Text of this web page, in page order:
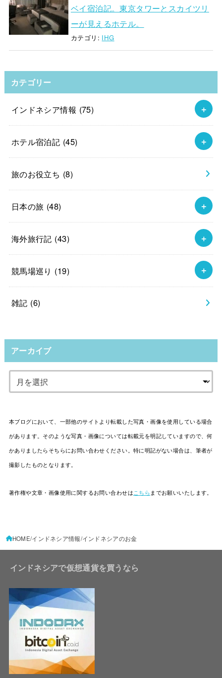
ベイ宿泊記。東京タワーとスカイツリ
ーが見えるホテル。
カテゴリ: IHG
カテゴリー
インドネシア情報 (75)
ホテル宿泊記 (45)
旅のお役立ち (8)
日本の旅 (48)
海外旅行記 (43)
競馬場巡り (19)
雑記 (6)
アーカイブ
本ブログにおいて、一部他のサイトより転載した写真・画像を使用している場合
があります。そのような写真・画像については転載元を明記していますので、何
かありましたらそちらにお問い合わせください。特に明記がない場合は、筆者が
撮影したものとなります。
著作権や文章・画像使用に関するお問い合わせは こちら までお願いいたします。
HOME インドネシア情報 インドネシアのお金
インドネシアで仮想通貨を買うなら